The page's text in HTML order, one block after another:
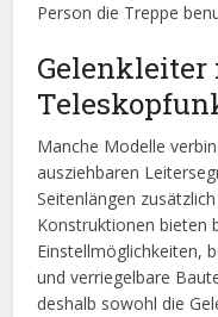
Person die Treppe
Manche Modelle
ausziehbaren
Seitenlängen
Konstruktionen bieten
Einstellmöglichkeiten,
und verriegelbare
deshalb sowohl die